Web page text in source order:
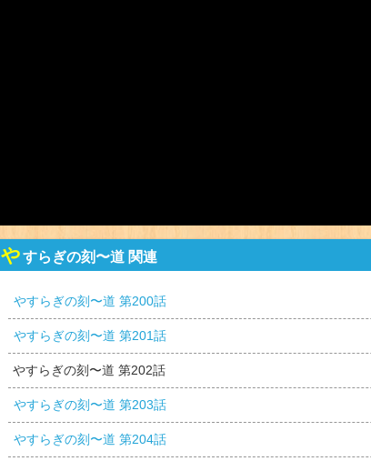
やすらぎの刻〜道 関連
やすらぎの刻〜道 第200話
やすらぎの刻〜道 第201話
やすらぎの刻〜道 第202話
やすらぎの刻〜道 第203話
やすらぎの刻〜道 第204話